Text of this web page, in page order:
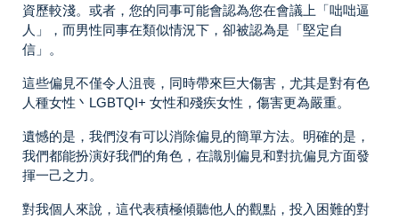
資歷較淺。或者，您的同事可能會認為您在會議上「咄咄逼
人」，而男性同事在類似情況下，卻被認為是「堅定自
信」。
這些偏見不僅令人沮喪，同時帶來巨大傷害，尤其是對有色
人種女性丶LGBTQI+ 女性和殘疾女性，傷害更為嚴重。
遺憾的是，我們沒有可以消除偏見的簡單方法。明確的是，
我們都能扮演好我們的角色，在識別偏見和對抗偏見方面發
揮一己之力。
對我個人來說，這代表積極傾聽他人的觀點，投入困難的對